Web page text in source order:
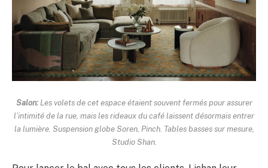
Salon:Les volets de cet espace étaient souvent fermés pour assurer
l’intimité de la rue, mais les rideaux du café laissent désormais entrer
la lumière. Suspension globe Soren, Pinch. Tables basses sur mesure,
Studio Shan.